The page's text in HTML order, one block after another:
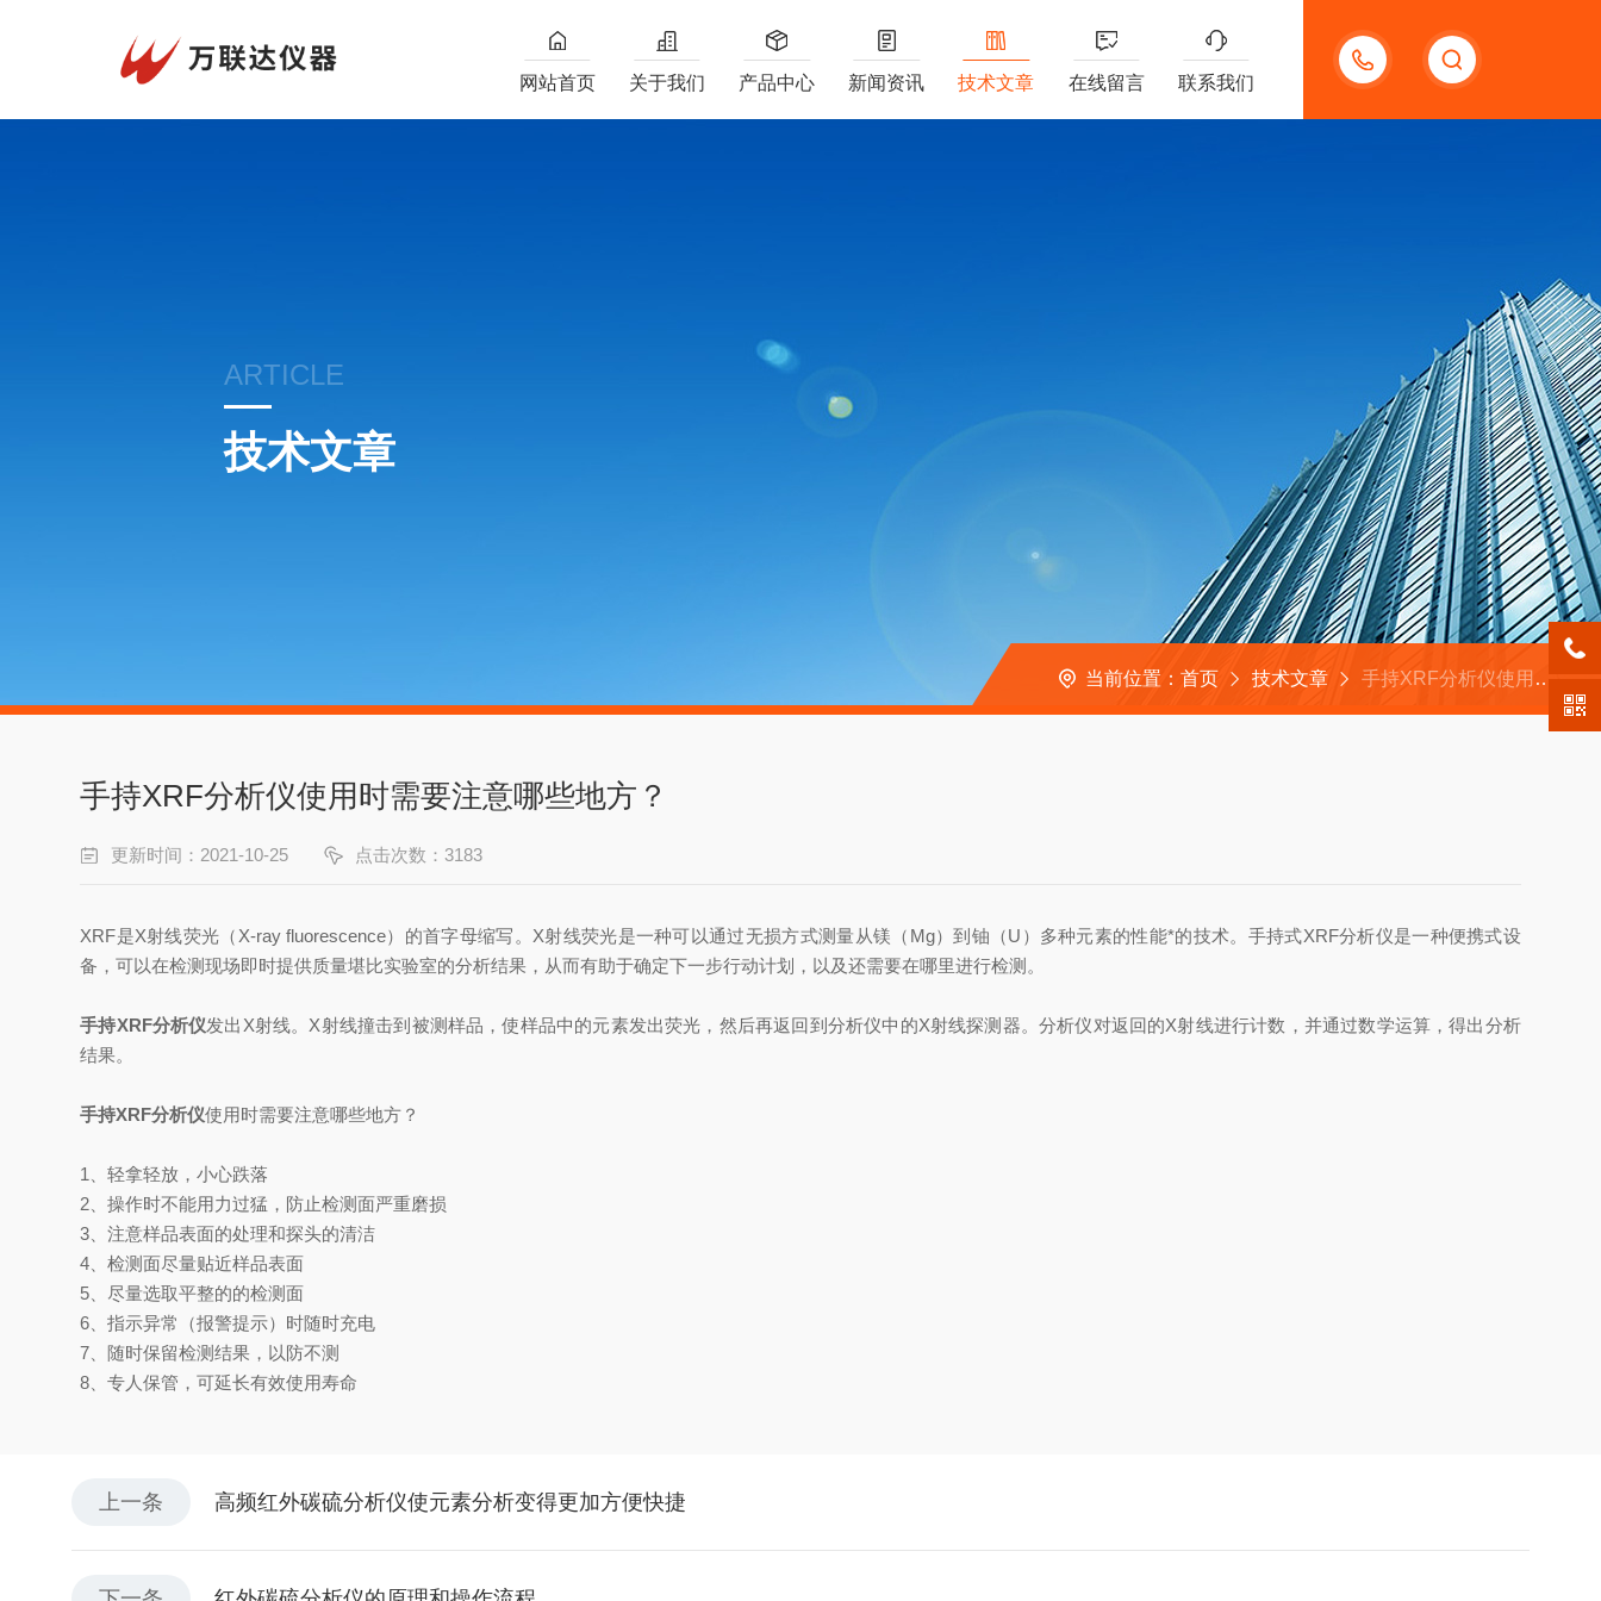
13311392383
网站首页 关于我们 产品中心 新闻资讯 技术文章 在线留言 联系我们
ARTICLE
技术文章
当前位置： 首页 技术文章 手持XRF分析仪使用时需要注意哪些地方？
手持XRF分析仪使用时需要注意哪些地方？
更新时间：2021-10-25 点击次数：3183
XRF是X射线荧光（X-ray fluorescence）的首字母缩写。X射线荧光是一种可以通过无损方式测量从镁（Mg）到铀（U）多种元素的性能*的技术。手持式XRF分析仪是一种便携式设
备，可以在检测现场即时提供质量堪比实验室的分析结果，从而有助于确定下一步行动计划，以及还需要在哪里进行检测。
手持XRF分析仪发出X射线。X射线撞击到被测样品，使样品中的元素发出荧光，然后再返回到分析仪中的X射线探测器。分析仪对返回的X射线进行计数，并通过数学运算，得出分析
结果。
手持XRF分析仪使用时需要注意哪些地方？
1、轻拿轻放，小心跌落
2、操作时不能用力过猛，防止检测面严重磨损
3、注意样品表面的处理和探头的清洁
4、检测面尽量贴近样品表面
5、尽量选取平整的的检测面
6、指示异常（报警提示）时随时充电
7、随时保留检测结果，以防不测
8、专人保管，可延长有效使用寿命
上一条 高频红外碳硫分析仪使元素分析变得更加方便快捷